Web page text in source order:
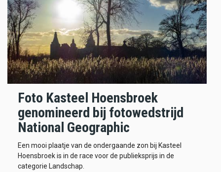
Foto Kasteel Hoensbroek
genomineerd bij fotowedstrijd
National Geographic
Een mooi plaatje van de ondergaande zon bij Kasteel
Hoensbroek is in de race voor de publieksprijs in de
categorie Landschap.